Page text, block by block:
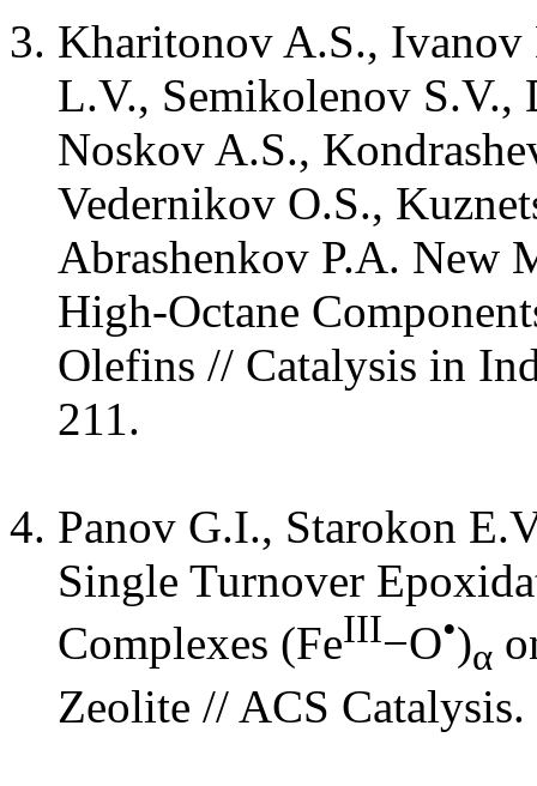
Kharitonov A.S.,
L.V., Semikolenov S.V.,
Noskov A.S.,
Vedernikov O.S.,
Abrashenkov P.A. New
High-Octane
Olefins // Catalysis in
211.
Panov G.I., Starokon
Single Turnover
Complexes (FeIII−O•)α
Zeolite // ACS